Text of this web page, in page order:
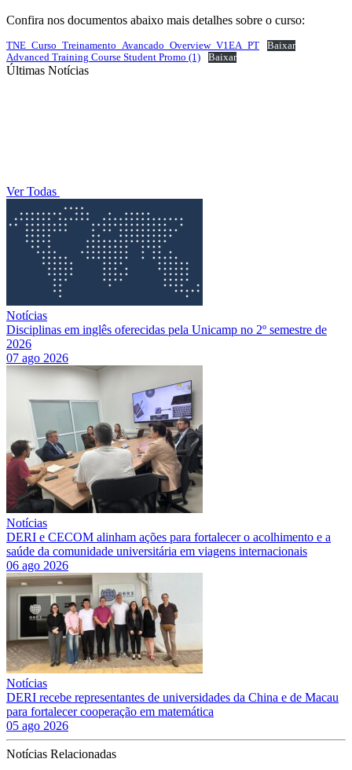
Confira nos documentos abaixo mais detalhes sobre o curso:
TNE_Curso_Treinamento_Avancado_Overview_V1EA_PT
Baixar
Advanced Training Course Student Promo (1)
Baixar
Últimas Notícias
Ver Todas
Notícias
Disciplinas em inglês oferecidas pela Unicamp no 2º semestre de
2026
07 ago 2026
Notícias
DERI e CECOM alinham ações para fortalecer o acolhimento e a
saúde da comunidade universitária em viagens internacionais
06 ago 2026
Notícias
DERI recebe representantes de universidades da China e de Macau
para fortalecer cooperação em matemática
05 ago 2026
Notícias Relacionadas